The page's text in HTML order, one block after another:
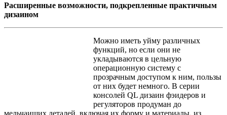
Расширенные возможности, подкрепленные практичным
дизаином
Можно иметь уйму различных
функций, но если они не
укладываются в цельную
операционную систему с
прозрачным доступом к ним, пользы
от них будет немного. В серии
консолей QL дизаин фэидеров и
регуляторов продуман до
мельчаиших деталей, включая их форму и материалы, из